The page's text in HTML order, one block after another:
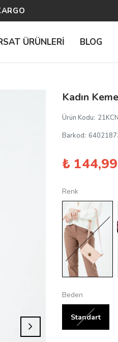
İADE
ÜRÜNLERİ BLOG
Kadın
Ürün Kodu:
Barkod:
₺ 144,99
Renk
Beden
Standart